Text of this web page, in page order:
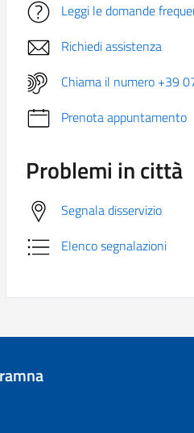
Leggi le domande
Richiedi assistenza
Chiama il numero +39
Prenota appuntamento
Problemi in città
Segnala disservizio
Elenco segnalazioni